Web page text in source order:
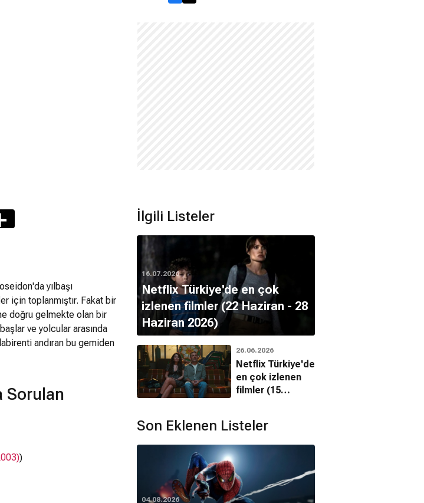
yılbaşı
için toplanmıştır. Fakat bir
doğru gelmekte olan bir
ve yolcular arasında
andıran bu gemiden
Sorulan
)
İlgili Listeler
16.07.2026
Netflix Türkiye'de en çok
izlenen filmler (22 Haziran - 28
Haziran 2026)
26.06.2026
Netflix Türkiye'de
en çok izlenen
filmler (15
Son Eklenen Listeler
04.08.2026